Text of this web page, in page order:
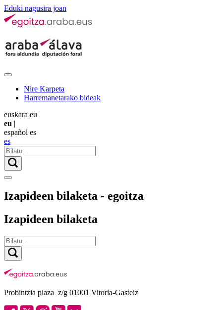
Eduki nagusira joan
Nire Karpeta
Harremanetarako bideak
euskara eu
eu |
español es
es
Izapideen bilaketa - egoitza
Izapideen bilaketa
Probintzia plaza z/g 01001 Vitoria-Gasteiz